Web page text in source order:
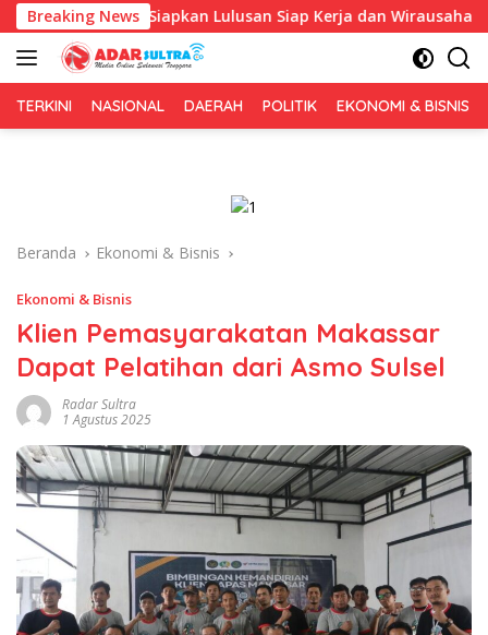
Langsung
ke
konten
Breaking News
Siapkan Lulusan Siap Kerja dan Wirausaha
TERKINI NASIONAL DAERAH POLITIK EKONOMI & BISNIS
Beranda Ekonomi & Bisnis
Ekonomi & Bisnis
Klien Pemasyarakatan Makassar
Dapat Pelatihan dari Asmo Sulsel
Radar Sultra
1 Agustus 2025